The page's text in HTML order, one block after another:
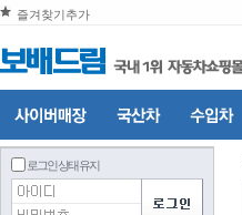
즐겨찾기추가
로그인 상태 유지